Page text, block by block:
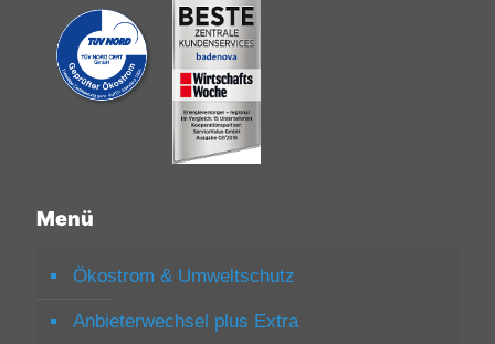
Menü
Ökostrom & Umweltschutz
Anbieterwechsel plus Extra